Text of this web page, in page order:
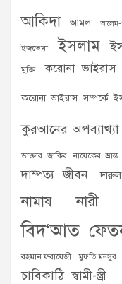
আকিদা আমল আলেম-
ইজতেমা ইসলাম
মুক্তি করোনা ভাইরাস
করোনা ভাইরাস সম্পর্কে
কুরআনের অপব্যাখ্যা
ডাক্তার জাকির নায়েকের
দাম্পত্য জীবন
নামায নারী
বিদ‘আত
রহমান ফরায়েজী মুফতি মনসুর
চাবিকাঠি স্বামী-স্ত্রী